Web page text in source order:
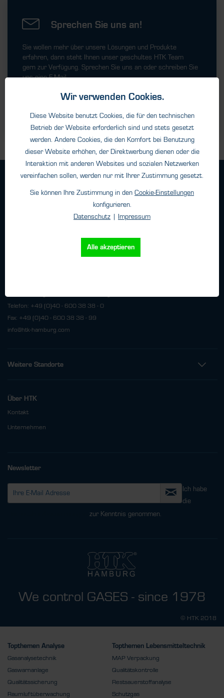
Sprechen Sie uns an!
Sie wollen mehr über unsere Lösungen und Produkte
erfahren, dann steht Ihnen unser geschultes HTK Team
gern zur Verfügung. Sprechen Sie uns an oder schreiben Sie
uns eine E-Mail.
Kontaktformular
Geschäftsbedingungen
Haftungsangaben
Telefon: +49 (0)40 - 600 38 38 - 0
Fax: +49 (0)40 - 600 38 38 - 99
info@htk-hamburg.com
Weitere Standorte
Über HTK
Kontakt
Unternehmen
Newsletter
Ich habe
die
zur Kenntnis genommen.
We control GASES - since 1978
© HTK 2018
Topthemen Analyse
Gasanalysetechnik
Gaswarnanlage
Qualitätssicherung
Raumluftüberwachung
Topthemen Lebensmitteltechnik
MAP Verpackung
Qualitätskontrolle
Restsauerstoffanalyse
Schutzgas
Wir verwenden Cookies.
Diese Website benutzt Cookies, die für den technischen
Betrieb der Website erforderlich sind und stets gesetzt
werden. Andere Cookies, die den Komfort bei Benutzung
dieser Website erhöhen, der Direktwerbung dienen oder die
Interaktion mit anderen Websites und sozialen Netzwerken
vereinfachen sollen, werden nur mit Ihrer Zustimmung gesetzt.
Sie können Ihre Zustimmung in den Cookie-Einstellungen
konfigurieren.
Datenschutz | Impressum
Alle akzeptieren